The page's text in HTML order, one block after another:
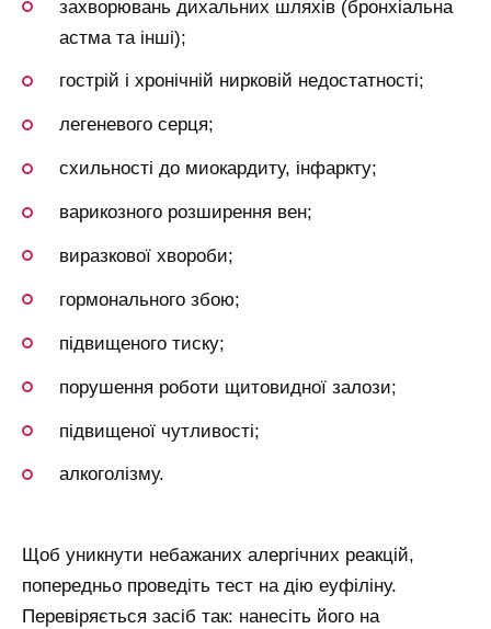
захворювань дихальних шляхів (бронхіальна
астма та інші);
гострій і хронічній нирковій недостатності;
легеневого серця;
схильності до миокардиту, інфаркту;
варикозного розширення вен;
виразкової хвороби;
гормонального збою;
підвищеного тиску;
порушення роботи щитовидної залози;
підвищеної чутливості;
алкоголізму.
Щоб уникнути небажаних алергічних реакцій,
попередньо проведіть тест на дію еуфіліну.
Перевіряється засіб так: нанесіть його на